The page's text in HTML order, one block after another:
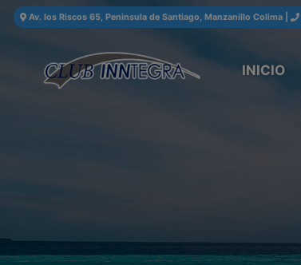
Av. los Riscos 65, Peninsula de Santiago, Manzanillo Colima |
INICIO